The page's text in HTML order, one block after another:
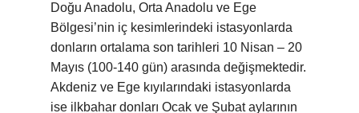
Doğu Anadolu, Orta Anadolu ve Ege
Bölgesi’nin iç kesimlerindeki istasyonlarda
donların ortalama son tarihleri ​​10 Nisan – 20
Mayıs (100-140 gün) arasında değişmektedir.
Akdeniz ve Ege kıyılarındaki istasyonlarda
ise ilkbahar donları Ocak ve Şubat aylarının